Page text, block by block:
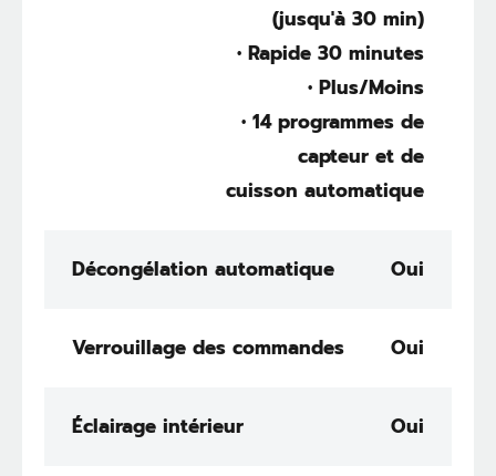
(jusqu'à 30 min)
• Rapide 30 minutes
• Plus/Moins
• 14 programmes de
capteur et de
cuisson automatique
Décongélation automatique Oui
Verrouillage des commandes Oui
Éclairage intérieur Oui